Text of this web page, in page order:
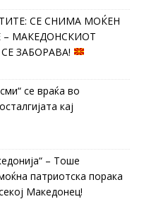
СЕ СНИМА МОЌЕН
– МАКЕДОНСКИОТ
ЗАБОРАВА!
се враќа во
кај
– Тоше
патриотска порака
Македонец!